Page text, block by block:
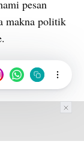
pesan
makna politik